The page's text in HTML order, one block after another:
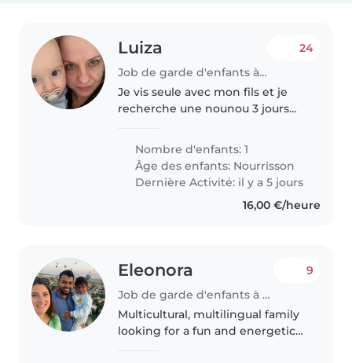
Luiza
Job de garde d'enfants à Luxembourg
24
Je vis seule avec mon fils et je
recherche une nounou 3 jours
Je pourrais occasionnellement
demander d'autres jours.
Nombre d'enfants: 1
Âge des enfants: Nourrisson
Dernière Activité: il y a 5 jours
16,00 €/heure
Eleonora
Job de garde d'enfants à Luxembourg
9
Multicultural, multilingual family
looking for a fun and energetic